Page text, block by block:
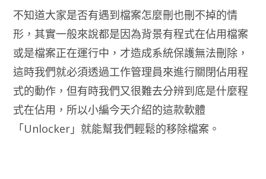
不知道大家是否有遇到檔案怎麼刪也刪不掉的情
形，其實一般來說都是因為背景有程式在佔用檔案
或是檔案正在運行中，才造成系統保護無法刪除，
這時我們就必須透過工作管理員來進行關閉佔用程
式的動作，但有時我們又很難去分辨到底是什麼程
式在佔用，所以小編今天介紹的這款軟體
「Unlocker」就能幫我們輕鬆的移除檔案。